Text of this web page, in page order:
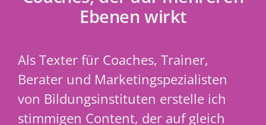
Ebenen wirkt
Als Texter für Coaches, Trainer,
Berater und Marketingspezialisten
von Bildungsinstituten erstelle ich
stimmigen Content, der auf gleich